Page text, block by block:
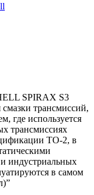
SPIRAX S3
трансмиссий,
где используется
трансмиссиях
TO-2, в
индустриальных
в самом